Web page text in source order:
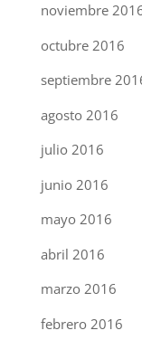
noviembre
octubre 2016
septiembre
agosto 2016
julio 2016
junio 2016
mayo 2016
abril 2016
marzo 2016
febrero 2016